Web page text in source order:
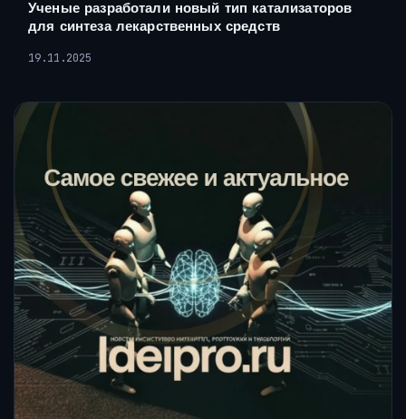
Ученые разработали новый тип катализаторов
для синтеза лекарственных средств
19.11.2025